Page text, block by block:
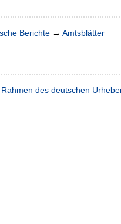
Berichte → Amtsblätter
des deutschen